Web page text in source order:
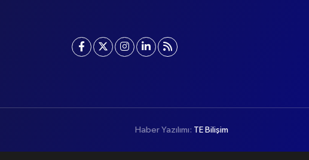
Haber Yazılımı: TE Bilişim